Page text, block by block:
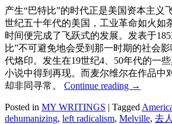
产生“巴特比”的时代正是美国资本主义
世纪五十年代的美国，工业革命如火如
时间便完成了飞跃式的发展。发表于
比”不可避免地会受到那一时期的社会
代烙印。发生在19世纪4、50年代的一
小说中得到再现。而麦尔维尔在作品中
却非同寻常。 Continue reading →
Posted in MY WRITINGS | Tagged
dehumanizing, left radicalism, Melville, 去